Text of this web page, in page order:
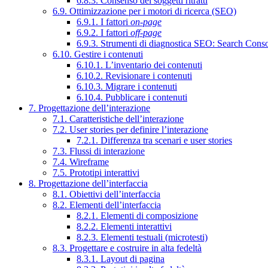
6.9. Ottimizzazione per i motori di ricerca (SEO)
6.9.1. I fattori on-page
6.9.2. I fattori off-page
6.9.3. Strumenti di diagnostica SEO: Search
6.10. Gestire i contenuti
6.10.1. L’inventario dei contenuti
6.10.2. Revisionare i contenuti
6.10.3. Migrare i contenuti
6.10.4. Pubblicare i contenuti
7. Progettazione dell’interazione
7.1. Caratteristiche dell’interazione
7.2. User stories per definire l’interazione
7.2.1. Differenza tra scenari e user stories
7.3. Flussi di interazione
7.4. Wireframe
7.5. Prototipi interattivi
8. Progettazione dell’interfaccia
8.1. Obiettivi dell’interfaccia
8.2. Elementi dell’interfaccia
8.2.1. Elementi di composizione
8.2.2. Elementi interattivi
8.2.3. Elementi testuali (microtesti)
8.3. Progettare e costruire in alta fedeltà
8.3.1. Layout di pagina